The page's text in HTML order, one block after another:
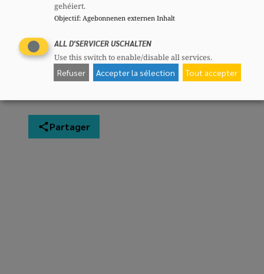
Partager
gehéiert.
Objectif: Agebonnenen externen Inhalt
ALL D'SERVICER USCHALTEN
Use this switch to enable/disable all services.
Refuser Accepter la sélection Tout accepter